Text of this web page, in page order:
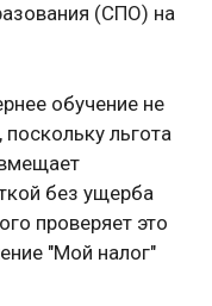
(СПО) на
обучение не
льгота
без ущерба
проверяет это
"Мой налог"